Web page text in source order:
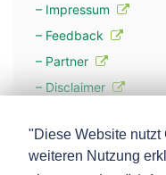
– Impressum
– Feedback
– Partner
– Disclaimer
– Werbung
"Diese Website nutzt
weiteren Nutzung